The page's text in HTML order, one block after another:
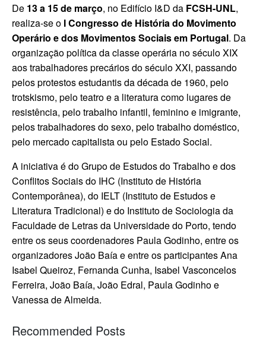
De 13 a 15 de março, no Edifício I&D da FCSH-UNL,
realiza-se o I Congresso de História do Movimento
Operário e dos Movimentos Sociais em Portugal. Da
organização política da classe operária no século XIX
aos trabalhadores precários do século XXI, passando
pelos protestos estudantis da década de 1960, pelo
trotskismo, pelo teatro e a literatura como lugares de
resistência, pelo trabalho infantil, feminino e imigrante,
pelos trabalhadores do sexo, pelo trabalho doméstico,
pelo mercado capitalista ou pelo Estado Social.
A iniciativa é do Grupo de Estudos do Trabalho e dos
Conflitos Sociais do IHC (Instituto de História
Contemporânea), do IELT (Instituto de Estudos e
Literatura Tradicional) e do Instituto de Sociologia da
Faculdade de Letras da Universidade do Porto, tendo
entre os seus coordenadores Paula Godinho, entre os
organizadores João Baía e entre os participantes Ana
Isabel Queiroz, Fernanda Cunha, Isabel Vasconcelos
Ferreira, João Baía, João Edral, Paula Godinho e
Vanessa de Almeida.
Recommended Posts